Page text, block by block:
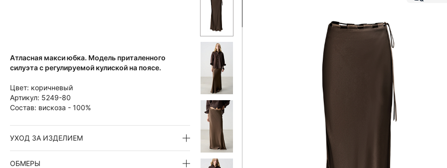
Атласная макси юбка. Модель приталенного
силуэта с регулируемой кулиской на поясе.
Цвет: коричневый
Артикул: 5249-80
Состав: вискоза - 100%
УХОД ЗА ИЗДЕЛИЕМ
ОБМЕРЫ